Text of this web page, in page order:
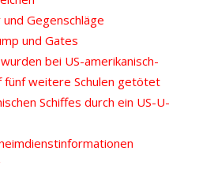
Gegenschläge
und Gates
bei US-amerikanisch-
fünf weitere Schulen getötet
Schiffes durch ein US-U-